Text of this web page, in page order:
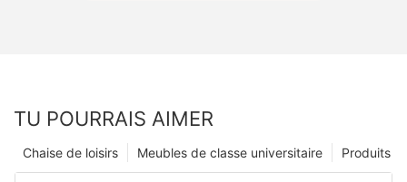
TU POURRAIS AIMER
Produits
Meubles de classe universitaire
Chaise de loisirs